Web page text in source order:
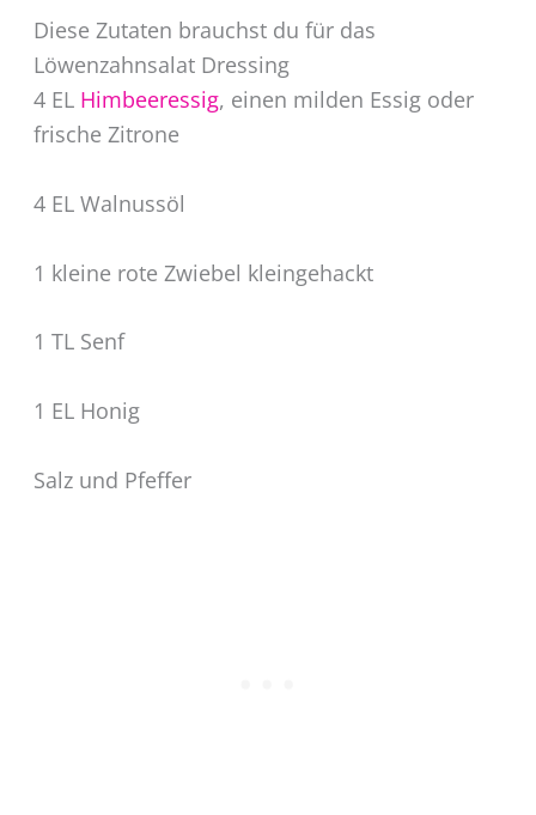
Diese Zutaten brauchst du für das
Löwenzahnsalat Dressing
4 EL Himbeeressig, einen milden Essig oder
frische Zitrone
4 EL Walnussöl
1 kleine rote Zwiebel kleingehackt
1 TL Senf
1 EL Honig
Salz und Pfeffer